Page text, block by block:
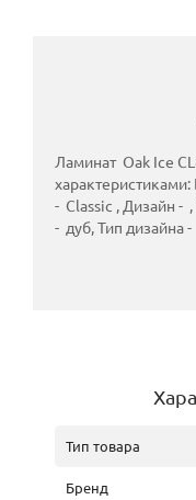
Ламинат Oak Ice
- Classic , Дизайн -
- дуб, Тип дизайна
Тип товара
Бренд